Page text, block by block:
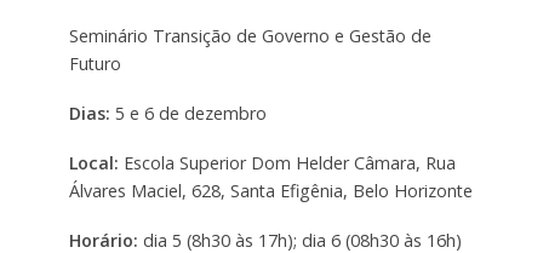
Seminário Transição de Governo e Gestão de
Futuro
Dias: 5 e 6 de dezembro
Local: Escola Superior Dom Helder Câmara, Rua
Álvares Maciel, 628, Santa Efigênia, Belo Horizonte
Horário: dia 5 (8h30 às 17h); dia 6 (08h30 às 16h)